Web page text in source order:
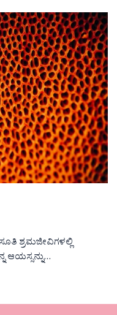
ಶ್ರಮಜೀವಿಗಳಲ್ಲಿ
ಆಯಸ್ಸನ್ನು…